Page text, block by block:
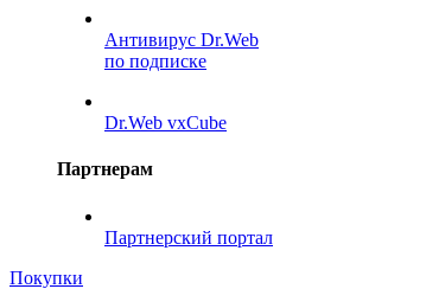
Антивирус Dr.Web
по подписке
Dr.Web vxCube
Партнерам
Партнерский портал
Покупки